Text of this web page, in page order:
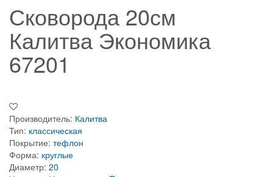
Сковорода 20см
Калитва Экономика
67201
Производитель: Калитва
Тип: классическая
Покрытие: тефлон
Форма: круглые
Диаметр: 20